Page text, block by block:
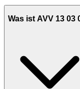
Was ist AVV 13 03